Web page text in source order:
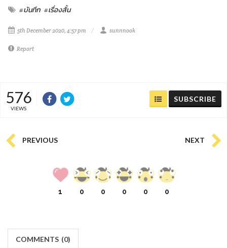
#บันทึก #เรื่องสั้น
5th December 2020, 4:57 pm sunnnook
Report
576
VIEWS
SUBSCRIBE
PREVIOUS NEXT
1 0 0 0 0 0
COMMENTS (0)